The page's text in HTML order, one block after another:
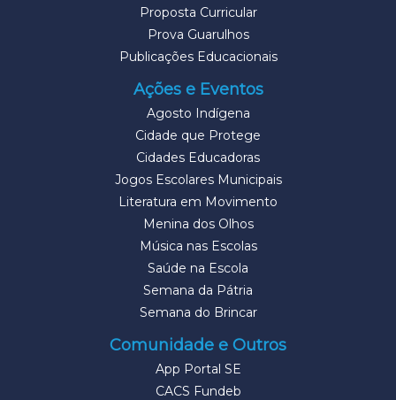
Proposta Curricular
Prova Guarulhos
Publicações Educacionais
Ações e Eventos
Agosto Indígena
Cidade que Protege
Cidades Educadoras
Jogos Escolares Municipais
Literatura em Movimento
Menina dos Olhos
Música nas Escolas
Saúde na Escola
Semana da Pátria
Semana do Brincar
Comunidade e Outros
App Portal SE
CACS Fundeb